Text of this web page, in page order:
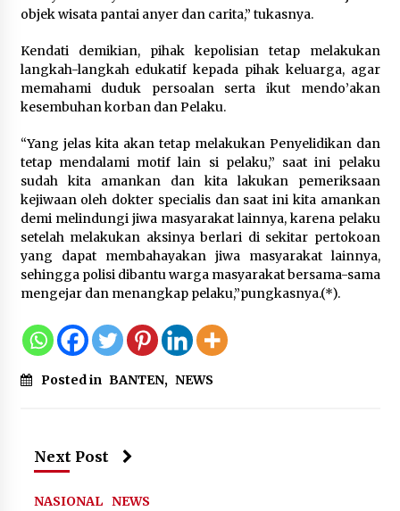
objek wisata pantai anyer dan carita,” tukasnya.
Kendati demikian, pihak kepolisian tetap melakukan
langkah-langkah edukatif kepada pihak keluarga, agar
memahami duduk persoalan serta ikut mendo’akan
kesembuhan korban dan Pelaku.
“Yang jelas kita akan tetap melakukan Penyelidikan dan
tetap mendalami motif lain si pelaku,” saat ini pelaku
sudah kita amankan dan kita lakukan pemeriksaan
kejiwaan oleh dokter specialis dan saat ini kita amankan
demi melindungi jiwa masyarakat lainnya, karena pelaku
setelah melakukan aksinya berlari di sekitar pertokoan
yang dapat membahayakan jiwa masyarakat lainnya,
sehingga polisi dibantu warga masyarakat bersama-sama
mengejar dan menangkap pelaku,”pungkasnya.(*).
Posted in BANTEN, NEWS
Next Post
NASIONAL NEWS